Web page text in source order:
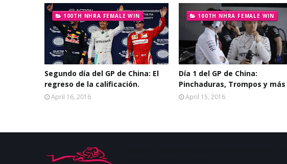
100TH NHRA FEMALE WIN
Segundo día del GP de China: El
regreso de la calificación.
April 16, 2016
100TH NHRA FEMALE WIN
Día 1 del GP de China:
Pinchaduras, Trompos y más
April 15, 2016